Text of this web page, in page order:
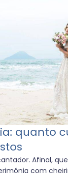
quanto
Afinal,
com